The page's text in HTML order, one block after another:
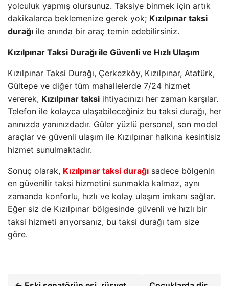
yolculuk yapmış olursunuz. Taksiye binmek için artık
dakikalarca beklemenize gerek yok; Kızılpınar taksi
durağı ile anında bir araç temin edebilirsiniz.
Kızılpınar Taksi Durağı ile Güvenli ve Hızlı Ulaşım
Kızılpınar Taksi Durağı, Çerkezköy, Kızılpınar, Atatürk,
Gültepe ve diğer tüm mahallelerde 7/24 hizmet
vererek, Kızılpınar taksi ihtiyacınızı her zaman karşılar.
Telefon ile kolayca ulaşabileceğiniz bu taksi durağı, her
anınızda yanınızdadır. Güler yüzlü personel, son model
araçlar ve güvenli ulaşım ile Kızılpınar halkına kesintisiz
hizmet sunulmaktadır.
Sonuç olarak, Kızılpınar taksi durağı sadece bölgenin
en güvenilir taksi hizmetini sunmakla kalmaz, aynı
zamanda konforlu, hızlı ve kolay ulaşım imkanı sağlar.
Eğer siz de Kızılpınar bölgesinde güvenli ve hızlı bir
taksi hizmeti arıyorsanız, bu taksi durağı tam size
göre.